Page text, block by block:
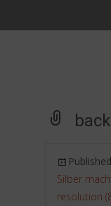
Silber
resolution